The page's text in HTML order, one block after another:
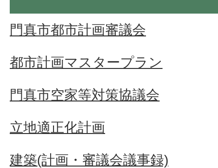
門真市都市計画審議会
都市計画マスタープラン
門真市空家等対策協議会
立地適正化計画
建築(計画・審議会議事録)